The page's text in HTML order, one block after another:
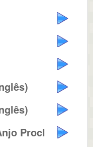
Procl...